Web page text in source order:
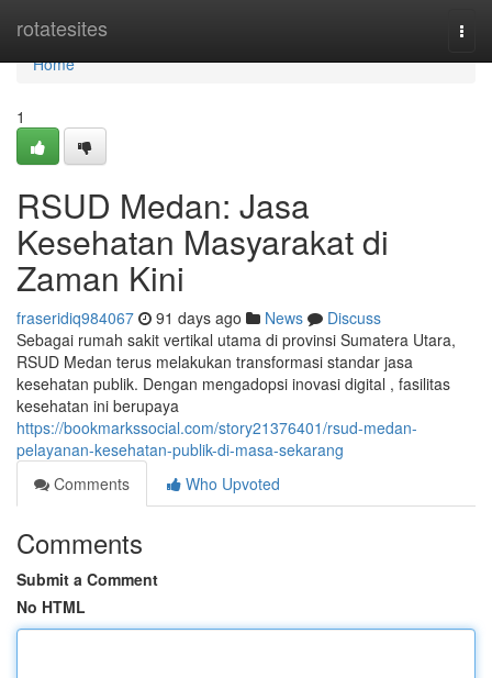
rotatesites
Home
Home
1
RSUD Medan: Jasa
Kesehatan Masyarakat di
Zaman Kini
fraseridiq984067 91 days ago News
Discuss
Sebagai rumah sakit vertikal utama di provinsi Sumatera Utara,
RSUD Medan terus melakukan transformasi standar jasa
kesehatan publik. Dengan mengadopsi inovasi digital , fasilitas
kesehatan ini berupaya
https://bookmarkssocial.com/story21376401/rsud-medan-
pelayanan-kesehatan-publik-di-masa-sekarang
Comments
Who Upvoted
Comments
Submit a Comment
No HTML